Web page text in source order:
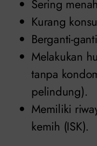
Sering
Kurang
Berganti-
Melakukan
tanpa
pelindung).
Memiliki
kemih (ISK).